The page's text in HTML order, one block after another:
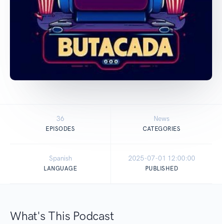
36
EPISODES
News
CATEGORIES
Spanish
LANGUAGE
2025-07-01 12:00:00
PUBLISHED
What's This Podcast